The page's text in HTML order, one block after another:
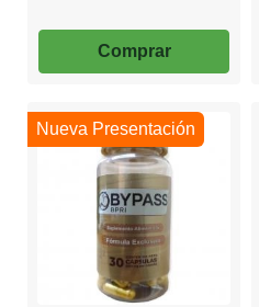
Comprar
Nueva Presentación